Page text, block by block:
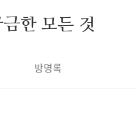
한 모든 것
방명록